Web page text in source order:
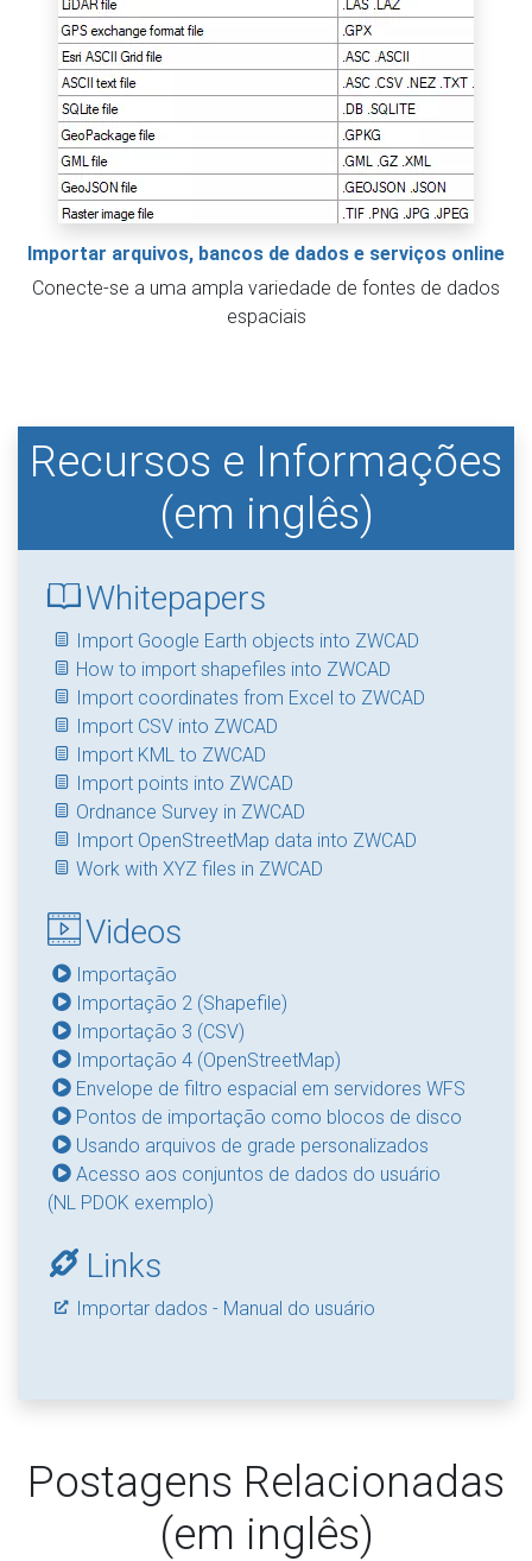
Importar arquivos, bancos de dados e serviços online
Conecte-se a uma ampla variedade de fontes de dados
espaciais
Recursos e Informações
(em inglês)
Whitepapers
Import Google Earth objects into ZWCAD
How to import shapefiles into ZWCAD
Import coordinates from Excel to ZWCAD
Import CSV into ZWCAD
Import KML to ZWCAD
Import points into ZWCAD
Ordnance Survey in ZWCAD
Import OpenStreetMap data into ZWCAD
Work with XYZ files in ZWCAD
Videos
Importação
Importação 2 (Shapefile)
Importação 3 (CSV)
Importação 4 (OpenStreetMap)
Envelope de filtro espacial em servidores WFS
Pontos de importação como blocos de disco
Usando arquivos de grade personalizados
Acesso aos conjuntos de dados do usuário
(NL PDOK exemplo)
Links
Importar dados - Manual do usuário
Postagens Relacionadas
(em inglês)